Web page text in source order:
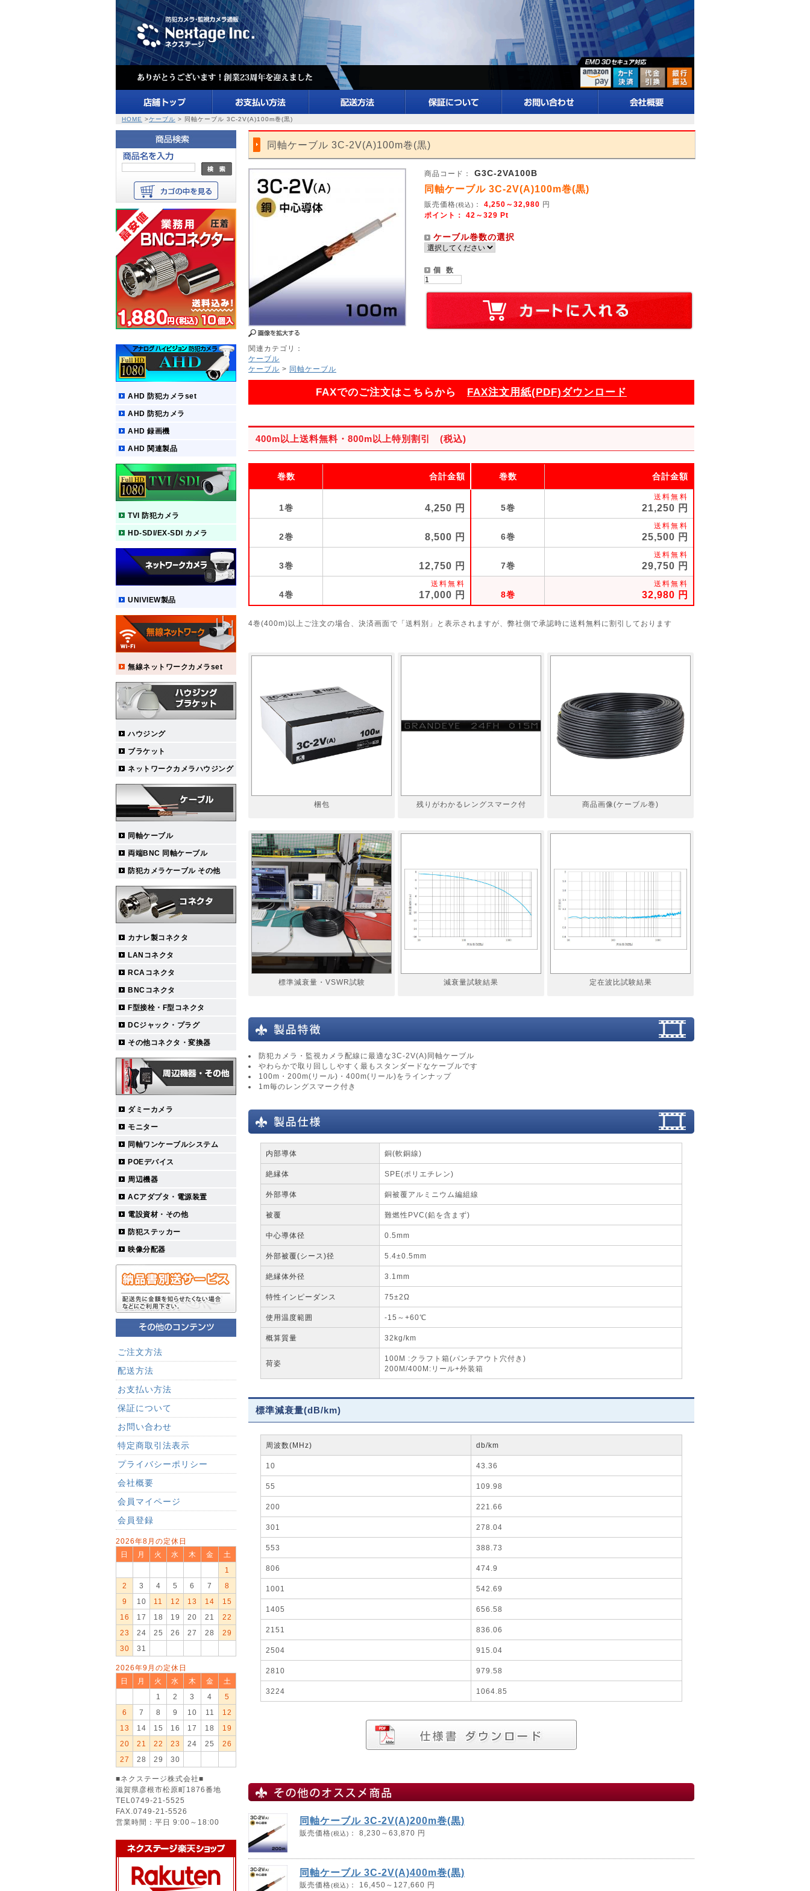
HOME >ケーブル > 同軸ケーブル 3C-2V(A)100m巻(黒)
AHD 防犯カメラset
AHD 防犯カメラ
AHD 録画機
AHD 関連製品
TVI 防犯カメラ
HD-SDI/EX-SDI カメラ
UNIVIEW製品
無線ネットワークカメラset
ハウジング
ブラケット
ネットワークカメラハウジング
同軸ケーブル
両端BNC 同軸ケーブル
防犯カメラケーブル その他
カナレ製コネクタ
LANコネクタ
RCAコネクタ
BNCコネクタ
F型接栓・F型コネクタ
DCジャック・プラグ
その他コネクタ・変換器
ダミーカメラ
モニター
同軸ワンケーブルシステム
POEデバイス
周辺機器
ACアダプタ・電源装置
電設資材・その他
防犯ステッカー
映像分配器
ご注文方法
配送方法
お支払い方法
保証について
お問い合わせ
特定商取引法表示
プライバシーポリシー
会社概要
会員マイページ
会員登録
2026年8月の定休日
日
月 火 水 木 金
土
1
2
3 4 5 6 7
8
9
10 11 12 13 14
15
16
17 18 19 20 21
22
23
24 25 26 27 28
29
30
31
2026年9月の定休日
日
月 火 水 木 金
土
1
2 3 4
5
6
7 8 9 10 11
12
13
14 15 16 17 18
19
20
21 22 23 24 25
26
27
28 29 30
■ネクステージ株式会社■
滋賀県彦根市松原町1876番地
TEL0749-21-5525
FAX.0749-21-5526
営業時間：平日 9:00～18:00
同軸ケーブル 3C-2V(A)100m巻(黒)
関連カテゴリ：
ケーブル
ケーブル > 同軸ケーブル
商品コード： G3C-2VA100B
同軸ケーブル 3C-2V(A)100m巻(黒)
販売価格(税込) ： 4,250～32,980 円
ポイント： 42～329 Pt
ケーブル巻数の選択
個 数
FAXでのご注文はこちらから FAX注文用紙(PDF)ダウンロード
400m以上送料無料・800m以上特別割引 (税込)
巻数 合計金額 巻数 合計金額
1巻 4,250 5巻 21,250
2巻 8,500 6巻 25,500
3巻 12,750 7巻 29,750
4巻 17,000 8巻 32,980
4巻(400m)以上ご注⽂の場合、決済画⾯で「送料別」と表⽰されますが、弊社側で承認時に送料無料に割引しております
梱包 残りがわかるレングスマーク付 商品画像(ケーブル巻)
標準減衰量・VSWR試験 減衰量試験結果 定在波比試験結果
防犯カメラ・監視カメラ配線に最適な3C-2V(A)同軸ケーブル
やわらかで取り回ししやすく最もスタンダードなケーブルです
100m・200m(リール)・400m(リール)をラインナップ
1m毎のレングスマーク付き
内部導体 銅(軟銅線)
絶縁体 SPE(ポリエチレン)
外部導体 銅被覆アルミニウム編組線
被覆 難燃性PVC(鉛を含まず)
中心導体径 0.5mm
外部被覆(シース)径 5.4±0.5mm
絶縁体外径 3.1mm
特性インピーダンス 75±2Ω
使用温度範囲 -15～+60℃
概算質量 32kg/km
荷姿
100M :クラフト箱(パンチアウト穴付き)
200M/400M:リール+外装箱
標準減衰量(dB/km)
周波数(MHz) db/km
10 43.36
55 109.98
200 221.66
301 278.04
553 388.73
806 474.9
1001 542.69
1405 656.58
2151 836.06
2504 915.04
2810 979.58
3224 1064.85
同軸ケーブル 3C-2V(A)200m巻(黒)
販売価格(税込) ： 8,230～63,870 円
同軸ケーブル 3C-2V(A)400m巻(黒)
販売価格(税込) ： 16,450～127,660 円